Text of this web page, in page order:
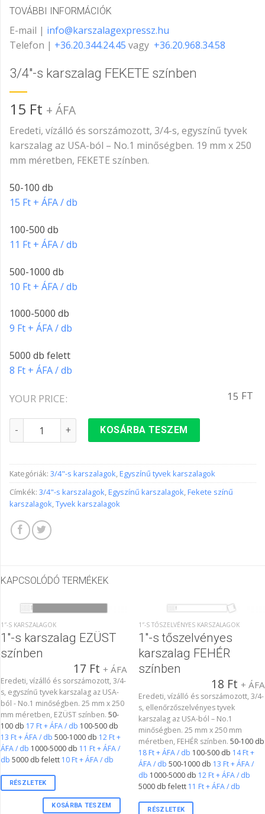
TOVÁBBI INFORMÁCIÓK
E-mail | info@karszalagexpressz.hu
Telefon | +36.20.344.24.45 vagy +36.20.968.34.58
3/4″-s karszalag FEKETE színben
15 Ft + ÁFA
Eredeti, vízálló és sorszámozott, 3/4-s, egyszínű tyvek
karszalag az USA-ból – No.1 minőségben. 19 mm x 250
mm méretben, FEKETE színben.
50-100 db
15 Ft + ÁFA / db
100-500 db
11 Ft + ÁFA / db
500-1000 db
10 Ft + ÁFA / db
1000-5000 db
9 Ft + ÁFA / db
5000 db felett
8 Ft + ÁFA / db
YOUR PRICE: 15 FT
3/4"-s karszalag FEKETE színben mennyiség
KOSÁRBA TESZEM
Kategóriák: 3/4"-s karszalagok,Egyszínű tyvek karszalagok
Címkék: 3/4"-s karszalagok,Egyszínű karszalagok,Fekete színű
karszalagok,Tyvek karszalagok
KAPCSOLÓDÓ TERMÉKEK
1″-S KARSZALAGOK
1″-s karszalag EZÜST
színben
17 Ft + ÁFA
Eredeti, vízálló és sorszámozott, 3/4-
s, egyszínű tyvek karszalag az USA-
ból - No.1 minőségben. 25 mm x 250
mm méretben, EZÜST színben. 50-
100 db 17 Ft + ÁFA / db 100-500 db
13 Ft + ÁFA / db 500-1000 db 12 Ft +
ÁFA / db 1000-5000 db 11 Ft + ÁFA /
db 5000 db felett 10 Ft + ÁFA / db
RÉSZLETEK
KOSÁRBA TESZEM
1″-S TŐSZELVÉNYES KARSZALAGOK
1″-s tőszelvényes
karszalag FEHÉR
színben
18 Ft + ÁFA
Eredeti, vízálló és sorszámozott, 3/4-
s, ellenőrzőszelvényes tyvek
karszalag az USA-ból – No.1
minőségben. 25 mm x 250 mm
méretben, FEHÉR színben.50-100 db
18 Ft + ÁFA / db 100-500 db 14 Ft +
ÁFA / db 500-1000 db 13 Ft + ÁFA /
db 1000-5000 db 12 Ft + ÁFA / db
5000 db felett 11 Ft + ÁFA / db
RÉSZLETEK